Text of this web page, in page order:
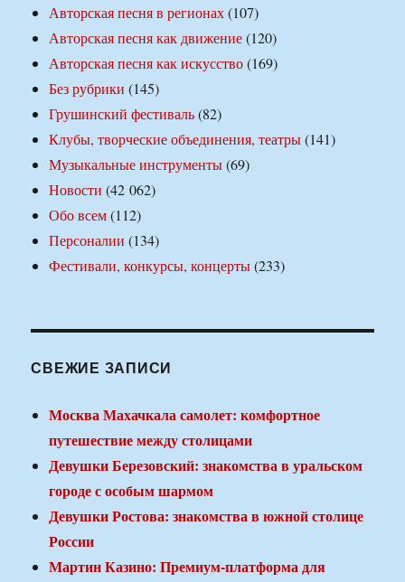
Авторская песня в регионах(107)
Авторская песня как движение(120)
Авторская песня как искусство(169)
Без рубрики (145)
Грушинский фестиваль(82)
Клубы, творческие объединения, театры(141)
Музыкальные инструменты(69)
Новости (42 062)
Обо всем(112)
Персоналии (134)
Фестивали, конкурсы, концерты(233)
СВЕЖИЕ ЗАПИСИ
Москва Махачкала самолет: комфортное
путешествие между столицами
Девушки Березовский: знакомства в уральском
городе с особым шармом
Девушки Ростова: знакомства в южной столице
России
Мартин Казино: Премиум-платформа для